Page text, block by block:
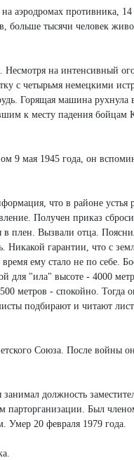
аэродромах противника,
больше тысячи человек
на интенсивный
с четырьмя немецкими
Горящая машина рухнула
к месту падения бойцам
9 мая 1945 года, он
что в районе устья
Получен приказ
Вызвали отца.
гарантии, что с
ему стало не по себе.
для "ила" высоте - 4000
метров - спокойно. Тогда
подбирают и читают
Союза. После войны
должность
парторганизации. Был
Умер 20 февраля 1979 года.